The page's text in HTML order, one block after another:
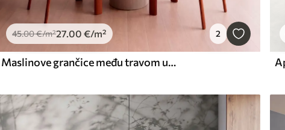
45.00€/m²27 .00 €/m² 2
Maslinove grančice među travom uz jezero